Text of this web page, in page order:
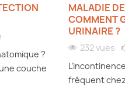
?
couche
MALADIE
COMMENT
URINAIRE ?
232 vues
fréquent